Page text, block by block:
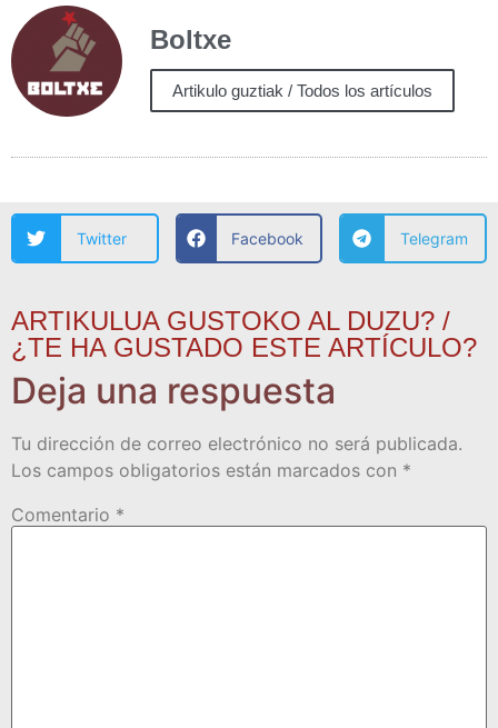
Boltxe
Artikulo guztiak / Todos los artículos
Twitter Facebook Telegram
ARTIKULUA GUSTOKO AL DUZU? /
¿TE HA GUSTADO ESTE ARTÍCULO?
Deja una respuesta
Tu dirección de correo electrónico no será publicada.
Los campos obligatorios están marcados con *
Comentario *